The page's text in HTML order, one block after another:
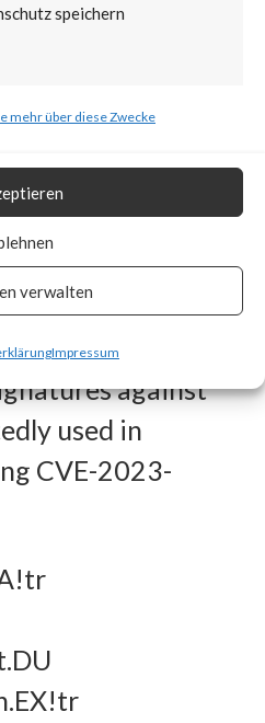
speichern
mehr über diese Zwecke
verwalten
Impressum
CVE-2023-
Coverage is
has the
against
used in
CVE-2023-